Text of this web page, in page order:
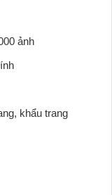
ảnh
khẩu trang